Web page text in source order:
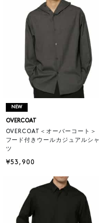
NEW
OVERCOAT
OVERCOAT＜オーバーコート＞
フード付きウールカジュアルシャ
ツ
¥53,900